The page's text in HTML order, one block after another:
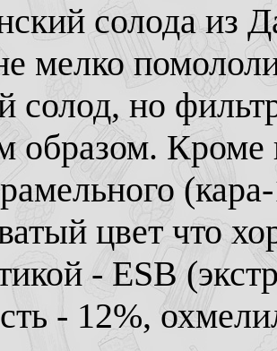
солода из
мелко
солод, но
образом. Кроме
цвет что
- ESB
- 12%,